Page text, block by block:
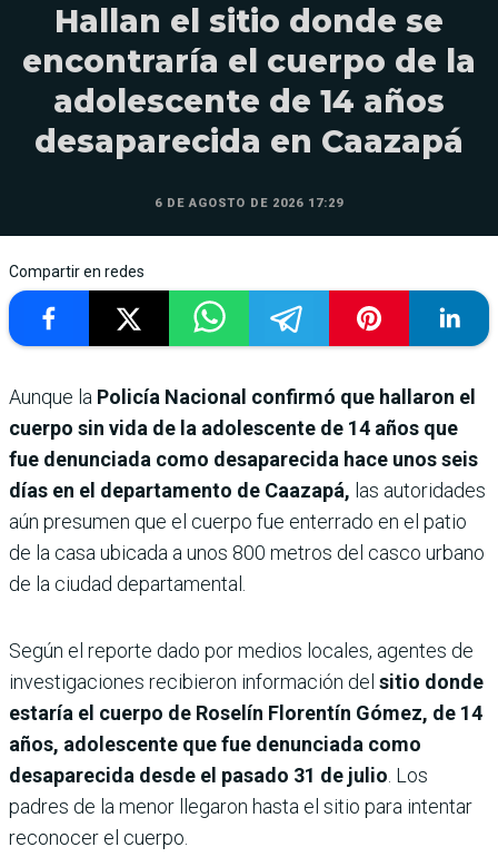
Hallan el sitio donde se
encontraría el cuerpo de la
adolescente de 14 años
desaparecida en Caazapá
6 DE AGOSTO DE 2026 17:29
Compartir en redes
Aunque la Policía Nacional confirmó que hallaron el
cuerpo sin vida de la adolescente de 14 años que
fue denunciada como desaparecida hace unos seis
días en el departamento de Caazapá, las autoridades
aún presumen que el cuerpo fue enterrado en el patio
de la casa ubicada a unos 800 metros del casco urbano
de la ciudad departamental.
Según el reporte dado por medios locales, agentes de
investigaciones recibieron información del sitio donde
estaría el cuerpo de Roselín Florentín Gómez, de 14
años, adolescente que fue denunciada como
desaparecida desde el pasado 31 de julio . Los
padres de la menor llegaron hasta el sitio para intentar
reconocer el cuerpo.